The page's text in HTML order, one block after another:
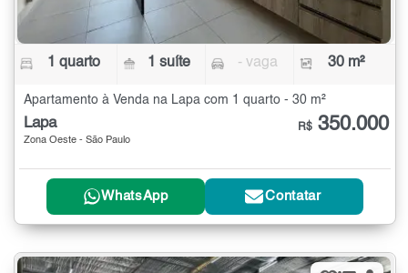
1 quarto 1 suíte - vaga 30 m²
Apartamento à Venda na Lapa com 1 quarto - 30 m²
Lapa
Zona Oeste - São Paulo
R$ 350.000
WhatsApp Contatar